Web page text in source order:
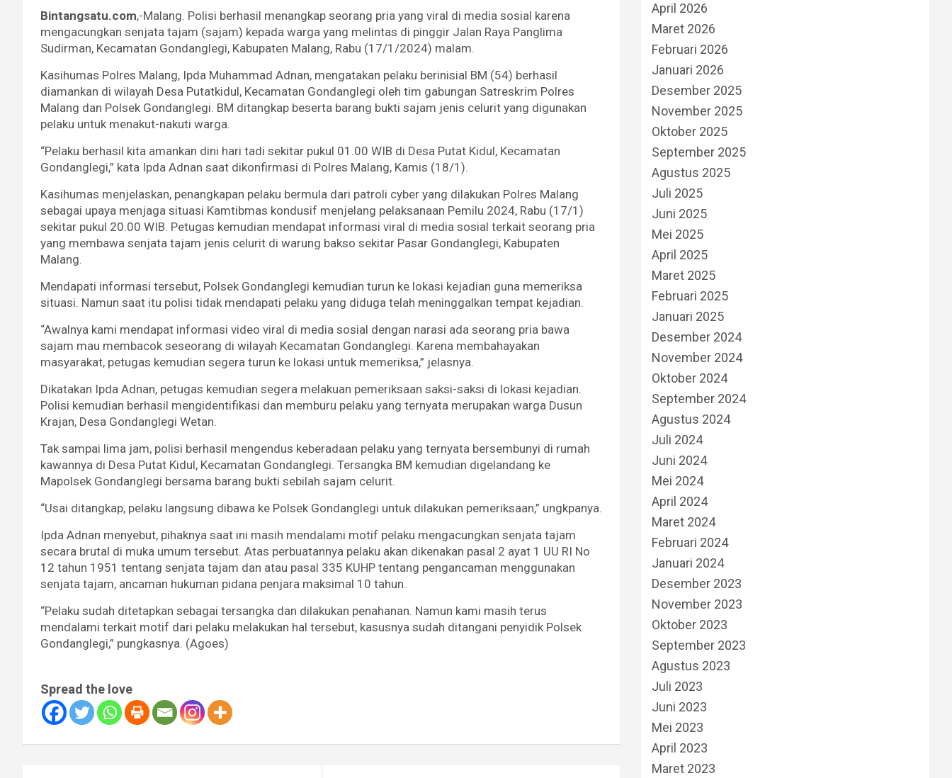
Bintangsatu.com,-Malang. Polisi berhasil menangkap seorang pria yang viral di media sosial karena
mengacungkan senjata tajam (sajam) kepada warga yang melintas di pinggir Jalan Raya Panglima
Sudirman, Kecamatan Gondanglegi, Kabupaten Malang, Rabu (17/1/2024) malam.
Kasihumas Polres Malang, Ipda Muhammad Adnan, mengatakan pelaku berinisial BM (54) berhasil
diamankan di wilayah Desa Putatkidul, Kecamatan Gondanglegi oleh tim gabungan Satreskrim Polres
Malang dan Polsek Gondanglegi. BM ditangkap beserta barang bukti sajam jenis celurit yang digunakan
pelaku untuk menakut-nakuti warga.
“Pelaku berhasil kita amankan dini hari tadi sekitar pukul 01.00 WIB di Desa Putat Kidul, Kecamatan
Gondanglegi,” kata Ipda Adnan saat dikonfirmasi di Polres Malang, Kamis (18/1).
Kasihumas menjelaskan, penangkapan pelaku bermula dari patroli cyber yang dilakukan Polres Malang
sebagai upaya menjaga situasi Kamtibmas kondusif menjelang pelaksanaan Pemilu 2024, Rabu (17/1)
sekitar pukul 20.00 WIB. Petugas kemudian mendapat informasi viral di media sosial terkait seorang pria
yang membawa senjata tajam jenis celurit di warung bakso sekitar Pasar Gondanglegi, Kabupaten
Malang.
Mendapati informasi tersebut, Polsek Gondanglegi kemudian turun ke lokasi kejadian guna memeriksa
situasi. Namun saat itu polisi tidak mendapati pelaku yang diduga telah meninggalkan tempat kejadian.
“Awalnya kami mendapat informasi video viral di media sosial dengan narasi ada seorang pria bawa
sajam mau membacok seseorang di wilayah Kecamatan Gondanglegi. Karena membahayakan
masyarakat, petugas kemudian segera turun ke lokasi untuk memeriksa,” jelasnya.
Dikatakan Ipda Adnan, petugas kemudian segera melakuan pemeriksaan saksi-saksi di lokasi kejadian.
Polisi kemudian berhasil mengidentifikasi dan memburu pelaku yang ternyata merupakan warga Dusun
Krajan, Desa Gondanglegi Wetan.
Tak sampai lima jam, polisi berhasil mengendus keberadaan pelaku yang ternyata bersembunyi di rumah
kawannya di Desa Putat Kidul, Kecamatan Gondanglegi. Tersangka BM kemudian digelandang ke
Mapolsek Gondanglegi bersama barang bukti sebilah sajam celurit.
“Usai ditangkap, pelaku langsung dibawa ke Polsek Gondanglegi untuk dilakukan pemeriksaan,” ungkpanya.
Ipda Adnan menyebut, pihaknya saat ini masih mendalami motif pelaku mengacungkan senjata tajam
secara brutal di muka umum tersebut. Atas perbuatannya pelaku akan dikenakan pasal 2 ayat 1 UU RI No
12 tahun 1951 tentang senjata tajam dan atau pasal 335 KUHP tentang pengancaman menggunakan
senjata tajam, ancaman hukuman pidana penjara maksimal 10 tahun.
“Pelaku sudah ditetapkan sebagai tersangka dan dilakukan penahanan. Namun kami masih terus
mendalami terkait motif dari pelaku melakukan hal tersebut, kasusnya sudah ditangani penyidik Polsek
Gondanglegi,” pungkasnya. (Agoes)
Spread the love
April 2026
Maret 2026
Februari 2026
Januari 2026
Desember 2025
November 2025
Oktober 2025
September 2025
Agustus 2025
Juli 2025
Juni 2025
Mei 2025
April 2025
Maret 2025
Februari 2025
Januari 2025
Desember 2024
November 2024
Oktober 2024
September 2024
Agustus 2024
Juli 2024
Juni 2024
Mei 2024
April 2024
Maret 2024
Februari 2024
Januari 2024
Desember 2023
November 2023
Oktober 2023
September 2023
Agustus 2023
Juli 2023
Juni 2023
Mei 2023
April 2023
Maret 2023